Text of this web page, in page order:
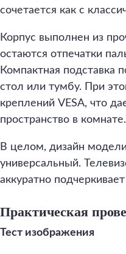
сочетается как с
Корпус выполнен из
остаются отпечатки
Компактная подставка
стол или тумбу. При
креплений VESA, что
пространство в комнате.
В целом, дизайн
универсальный.
аккуратно
Практическая
Тест изображения